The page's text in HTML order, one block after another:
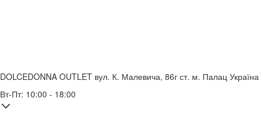
DOLCEDONNA OUTLET вул. К. Малевича, 86г ст. м. Палац Україна
Вт-Пт: 10:00 - 18:00